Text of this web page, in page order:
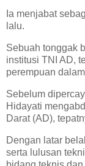
Ia menjabat
lalu.
Sebuah tonggak
institusi TNI AD,
perempuan
Sebelum
Hidayati
Darat (AD),
Dengan latar
serta lulusan